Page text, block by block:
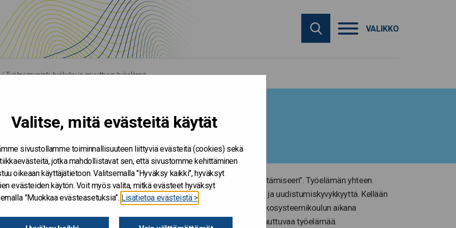
Valitse, mitä evästeitä käytät
sivustollamme toiminnallisuuteen liittyviä evästeitä (cookies) sekä
jotka mahdollistavat sen, että sivustomme kehittäminen
oikeaan käyttäjätietoon. Valitsemalla "Hyväksy kaikki", hyväksyt
evästeiden käytön. Voit myös valita, mitkä evästeet hyväksyt
”Muokkaa evästeasetuksia”. Lisätietoa evästeistä >
VALIKKO
Työhyvinvointi, työkyky ja muuttuva työelämä
ja muuttuva työelämä
työelämä, työhyvinvointi ja työkykyjohtaminen – ilmiöistä yhteiskehittämiseen”. Työelämän yhteen
ja ennakoivaa työkykyjohtamista sekä organisaatioiden muutos- ja uudistumiskyvykkyyttä. Kellään
tarvitaan organisaatiorajat ylittävää yhteistyötä ja yhteiskehittämistä. Ekosysteemikoulun aikana
tehtävän) hybridityön työsuojelun kysymyksiin keskellä muuttuvaa työelämää.